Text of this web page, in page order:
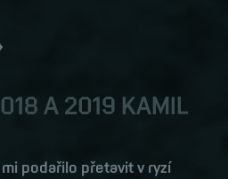
A 2019 KAMIL
podařilo přetavit v ryzí